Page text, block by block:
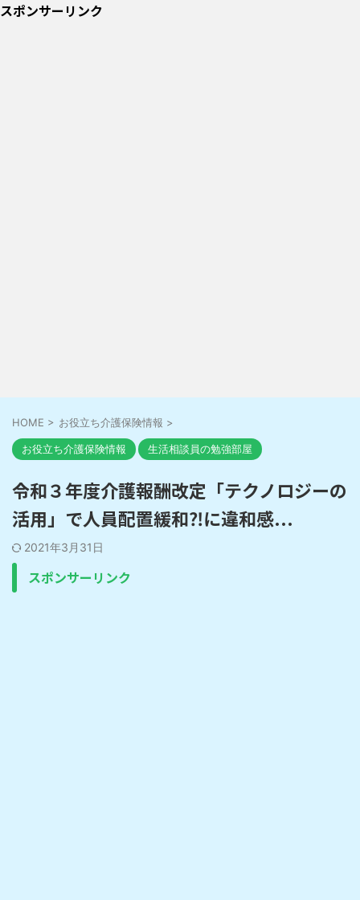
スポンサーリンク
HOME > お役立ち介護保険情報 >
お役立ち介護保険情報 生活相談員の勉強部屋
令和３年度介護報酬改定「テクノロジーの
活用」で人員配置緩和⁈に違和感...
2021年3月31日
スポンサーリンク